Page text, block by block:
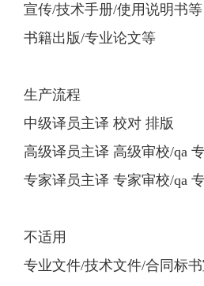
宣传/技术手册/使用说明书等
书籍出版/专业论文等
生产流程
中级译员主译 校对 排版
高级译员主译 高级审校/qa
专家译员主译 专家审校/qa
不适用
专业文件/技术文件/合同标